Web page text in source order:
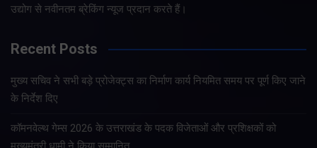
उद्योग से नवीनतम ब्रेकिंग न्यूज प्रदान करते हैं।
Recent Posts
मुख्य सचिव ने सभी बड़े प्रोजेक्ट्स का निर्माण कार्य नियमित समय पर पूर्ण किए जाने
के निर्देश दिए
कॉमनवेल्थ गेम्स 2026 के उत्तराखंड के पदक विजेताओं और प्रशिक्षकों को